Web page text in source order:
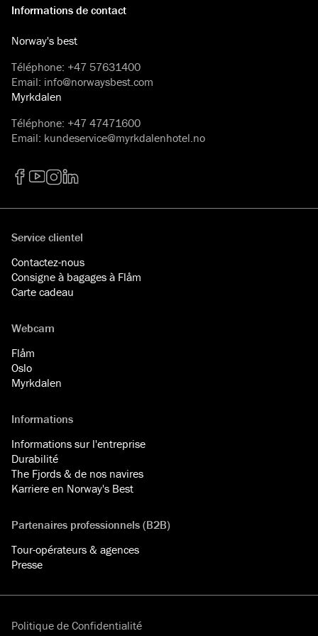
Informations de contact
Norway's best
Téléphone: +47 57631400
Email: info@norwaysbest.com
Myrkdalen
Téléphone: +47 47471600
Email: kundeservice@myrkdalenhotel.no
Service clientel
Contactez-nous
Consigne à bagages à Flåm
Carte cadeau
Webcam
Flåm
Oslo
Myrkdalen
Informations
Informations sur l'entreprise
Durabilité
The Fjords & de nos navires
Karriere en Norway's Best
Partenaires professionnels (B2B)
Tour-opérateurs & agences
Presse
Politique de Confidentialité